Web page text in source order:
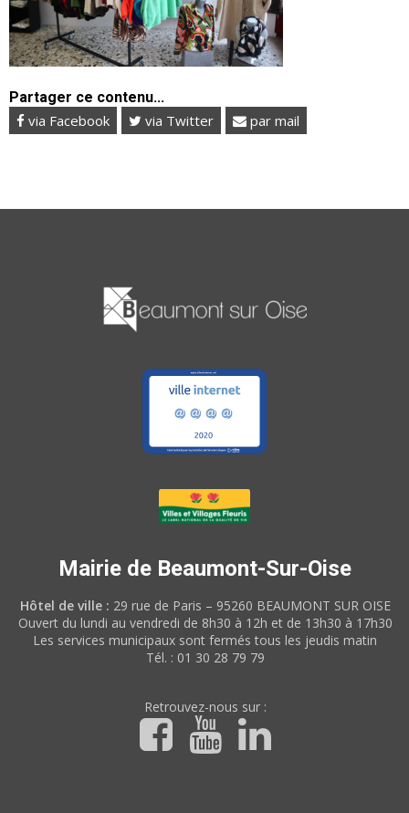
Partager ce contenu...
via Facebook via Twitter par mail
Mairie de Beaumont-Sur-Oise
Hôtel de ville : 29 rue de Paris – 95260 BEAUMONT SUR OISE
Ouvert du lundi au vendredi de 8h30 à 12h et de 13h30 à 17h30
Les services municipaux sont fermés tous les jeudis matin
Tél. : 01 30 28 79 79
Retrouvez-nous sur :